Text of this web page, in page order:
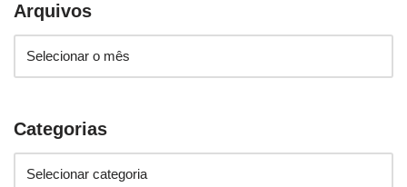
Arquivos
Categorias